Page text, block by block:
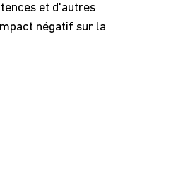
et d'autres
négatif sur la